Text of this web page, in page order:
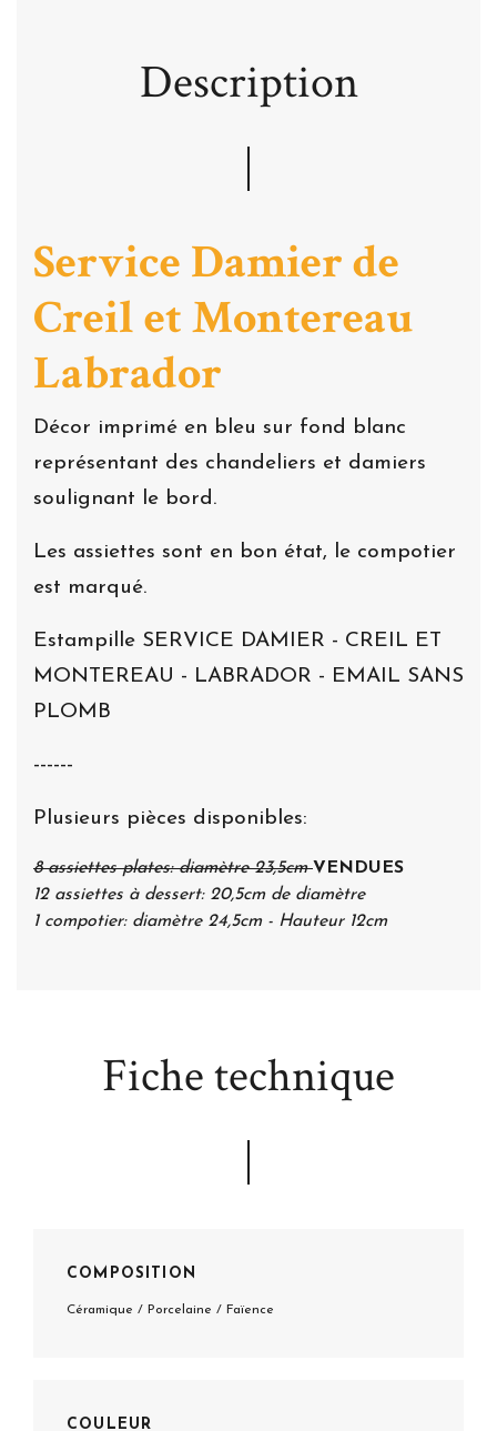
Description
Service Damier de
Creil et Montereau
Labrador
Décor imprimé en bleu sur fond blanc
représentant des chandeliers et damiers
soulignant le bord.
Les assiettes sont en bon état, le compotier
est marqué.
Estampille SERVICE DAMIER - CREIL ET
MONTEREAU - LABRADOR - EMAIL SANS
PLOMB
------
Plusieurs pièces disponibles:
8 assiettes plates: diamètre 23,5cmVENDUES
12 assiettes à dessert: 20,5cm de diamètre
1 compotier: diamètre 24,5cm - Hauteur 12cm
Fiche technique
COMPOSITION
Céramique / Porcelaine / Faïence
COULEUR